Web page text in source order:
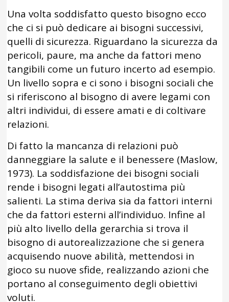
Una volta soddisfatto questo bisogno ecco
che ci si può dedicare ai bisogni successivi,
quelli di sicurezza. Riguardano la sicurezza da
pericoli, paure, ma anche da fattori meno
tangibili come un futuro incerto ad esempio.
Un livello sopra e ci sono i bisogni sociali che
si riferiscono al bisogno di avere legami con
altri individui, di essere amati e di coltivare
relazioni.
Di fatto la mancanza di relazioni può
danneggiare la salute e il benessere (Maslow,
1973). La soddisfazione dei bisogni sociali
rende i bisogni legati all’autostima più
salienti. La stima deriva sia da fattori interni
che da fattori esterni all’individuo. Infine al
più alto livello della gerarchia si trova il
bisogno di autorealizzazione che si genera
acquisendo nuove abilità, mettendosi in
gioco su nuove sfide, realizzando azioni che
portano al conseguimento degli obiettivi
voluti.